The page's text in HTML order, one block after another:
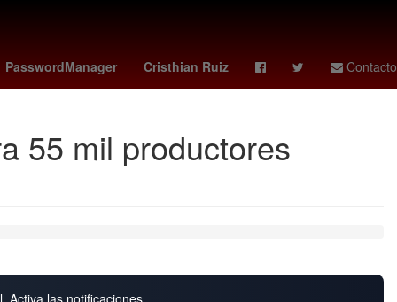
PasswordManager Cristhian Ruiz Contacto
Aguascalientes
55 mil productores
Activa las notificaciones